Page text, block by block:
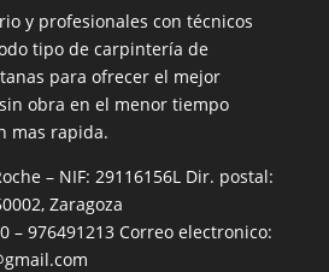
y profesionales con técnicos
tipo de carpintería de
para ofrecer el mejor
obra en el menor tiempo
mas rapida.
– NIF: 29116156L Dir. postal:
Zaragoza
– 976491213 Correo electronico: